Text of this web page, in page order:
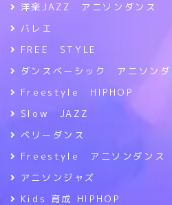
洋楽JAZZ アニソンダンス
バレエ
FREE STYLE
ダンスベーシック アニソンダ
Freestyle HIPHOP
Slow JAZZ
ベリーダンス
Freestyle アニソンダンス
アニソンジャズ
Kids 育成 HIPHOP